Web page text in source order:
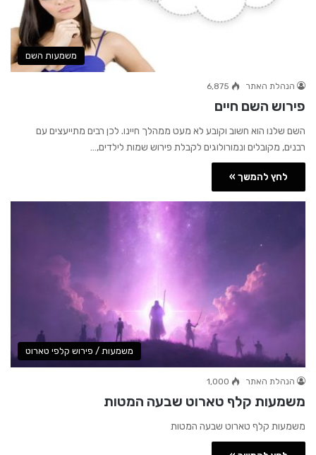
משמעות השם
הנהלת האתר 6,875
פירוש השם חיים
השם שלנו הוא חשוב וקובע לא מעט ממהלך חיינו. לכן רבים מתייעצים עם
רבנים, מקובלים ונמורולוגים לקבלת פירוש שמות לילדים,…
לחץ להמשך »
משמעות / פירוש קלפי טארוט
הנהלת האתר 1,000
משמעות קלף טארוט שבעה המטות
משמעות קלף טארוט שבעה המטות